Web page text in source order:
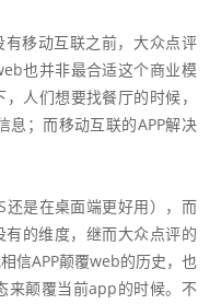
移动互联之前，大众点评
也并非最合适这个商业模
人们想要找餐厅的时候，
息；而移动互联的APP解决
是在桌面端更好用），而
的维度，继而大众点评的
信APP颠覆web的历史，也
来颠覆当前app的时候。不